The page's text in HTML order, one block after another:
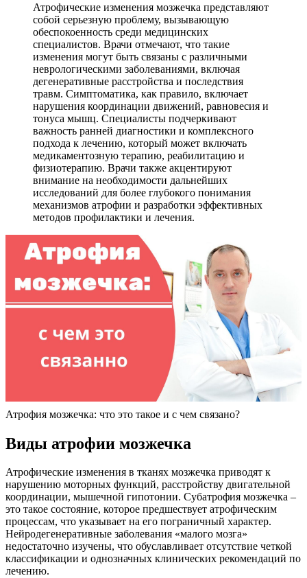
Атрофические изменения мозжечка представляют
собой серьезную проблему, вызывающую
обеспокоенность среди медицинских
специалистов. Врачи отмечают, что такие
изменения могут быть связаны с различными
неврологическими заболеваниями, включая
дегенеративные расстройства и последствия
травм. Симптоматика, как правило, включает
нарушения координации движений, равновесия и
тонуса мышц. Специалисты подчеркивают
важность ранней диагностики и комплексного
подхода к лечению, который может включать
медикаментозную терапию, реабилитацию и
физиотерапию. Врачи также акцентируют
внимание на необходимости дальнейших
исследований для более глубокого понимания
механизмов атрофии и разработки эффективных
методов профилактики и лечения.
Атрофия мозжечка: что это такое и с чем связано?
Виды атрофии мозжечка
Атрофические изменения в тканях мозжечка приводят к
нарушению моторных функций, расстройству двигательной
координации, мышечной гипотонии. Субатрофия мозжечка –
это такое состояние, которое предшествует атрофическим
процессам, что указывает на его пограничный характер.
Нейродегенеративные заболевания «малого мозга»
недостаточно изучены, что обуславливает отсутствие четкой
классификации и однозначных клинических рекомендаций по
лечению.